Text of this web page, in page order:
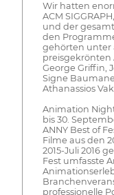
Wir hatten
ACM
und der
den
gehörten unter
preisgekrönten
George Griffin,
Signe
Athanassios
Animation
bis 30.
ANNY Best of
Filme aus den
2015-Juli 2016
Fest umfasste
professionelle